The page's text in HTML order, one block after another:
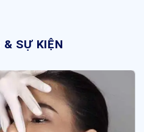
SỰ KIỆN